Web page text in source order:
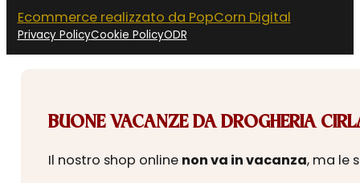
Ecommerce realizzato da PopCorn Digital
Privacy PolicyCookie PolicyODR
BUONE VACANZE DA DROGHERIA
Il nostro shop online non va in vacanza, ma le